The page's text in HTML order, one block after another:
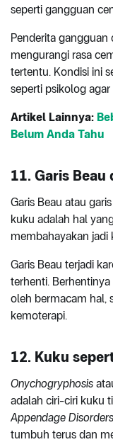
seperti gangguan
Penderita
mengurangi rasa
tertentu. Kondisi ini
seperti psikolog
Artikel Lainnya:
Belum Anda Tahu
11. Garis Beau
Garis Beau atau
kuku adalah hal
membahayakan
Garis Beau terjadi
terhenti.
oleh bermacam hal,
kemoterapi.
12. Kuku
Onychogryphosis
adalah ciri-ciri kuku
Appendage Disorders
tumbuh terus dan